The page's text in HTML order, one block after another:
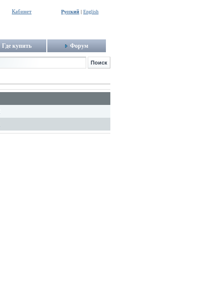
Кабинет Русский | English
Где купить Форум